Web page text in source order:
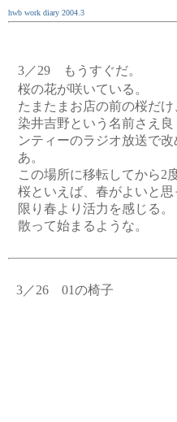
hwb work diary 2004.3
3／29 もうすぐだ。
桜の花が咲いている。
たまたまお店の前の桜だ
染井吉野という名前さえ
ンティーのラジオ放送で
あ。
この場所に移転してから2
桜といえば、春がよいと
限り春より活力を感じる。
散って始まるような。
3／26 01の椅子